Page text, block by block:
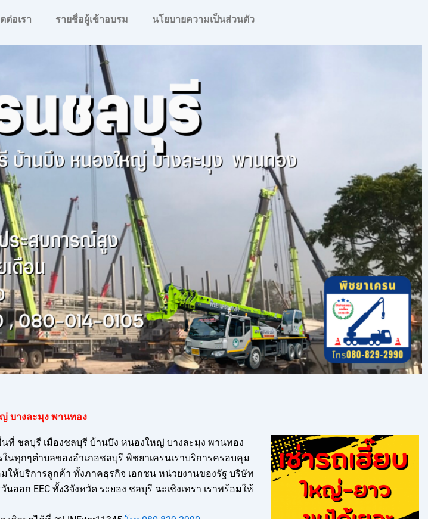
ต่อเรา รายชื่อผู้เข้าอบรม นโยบายความเป็นส่วนตัว
บางละมุง พานทอง
ที่ ชลบุรี เมืองชลบุรี บ้านบึง หนองใหญ่ บางละมุง พานทอง
ทุกๆตำบลของอำเภอชลบุรี พิชยาเครนเราบริการครอบคุม
มให้บริการลูกค้า ทั้งภาคธุรกิจ เอกชน หน่วยงานของรัฐ บริษัท
ออก EEC ทั้ง3จังหวัด ระยอง ชลบุรี ฉะเชิงเทรา เราพร้อมให้